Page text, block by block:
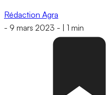
Rédaction Agra
- 9 mars 2023 - 1 min